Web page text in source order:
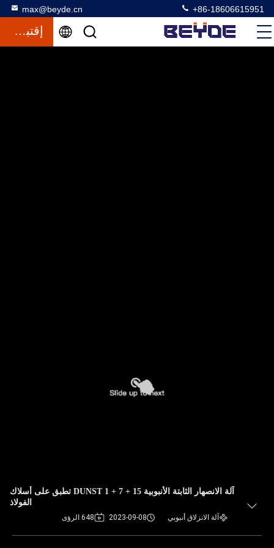
max@beyde.cn +86-18606615951
إقتباس
آلة الانصهار الثابتة الأنبوبية DUNST 1 + 7 + 15 تطبق على أسلاك
الفولاذ
آلة الانزلاق أنبوبي 2023-09-08 648 الرؤى